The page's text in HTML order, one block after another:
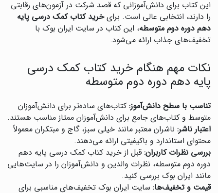
این کتاب برای دانش‌آموزانی که قصد شرکت در آزمون‌های رقابتی
را دارند، انتخابی عالی است. برایخرید کتاب کمک درسی پایه
دهم دوره دوم متوسطه، این کتاب در سایت ایران بوک با
تخفیف‌های جذاب ارائه می‌شود.
نکات مهم هنگام خرید کتاب کمک درسی
پایه دهم دوره دوم متوسطه
تناسب با سطح دانش‌آموز: کتاب‌های ساده‌تر برای دانش‌آموزان
متوسط و کتاب‌های جامع برای دانش‌آموزان ممتاز مناسب هستند.
اعتبار ناشر: ناشران معتبر مانند خیلی سبز، گاج و مبتکران معمولاً
محتوای استاندارد و باکیفیتی ارائه می‌دهند.
بررسی نظرات کاربران: قبل از خرید کتاب کمک درسی پایه دهم
دوره دوم متوسطه، نظرات والدین و دانش‌آموزان را در سایت‌هایی
مانند ایران بوک بررسی کنید.
قیمت و تخفیف‌ها: سایت ایران بوک تخفیف‌های مناسبی برای